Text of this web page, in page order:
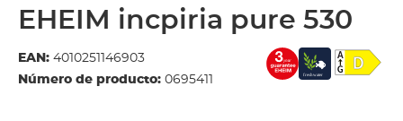
EHEIM incpiria pure 530
EAN: 4010251146903
Número de producto: 0695411